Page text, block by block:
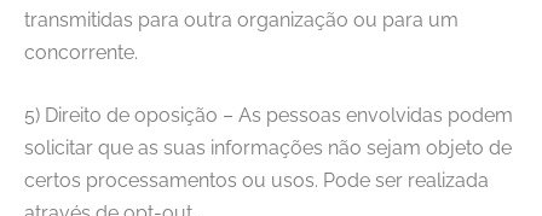
transmitidas para outra organização ou para um
concorrente.
5) Direito de oposição – As pessoas envolvidas podem
solicitar que as suas informações não sejam objeto de
certos processamentos ou usos. Pode ser realizada